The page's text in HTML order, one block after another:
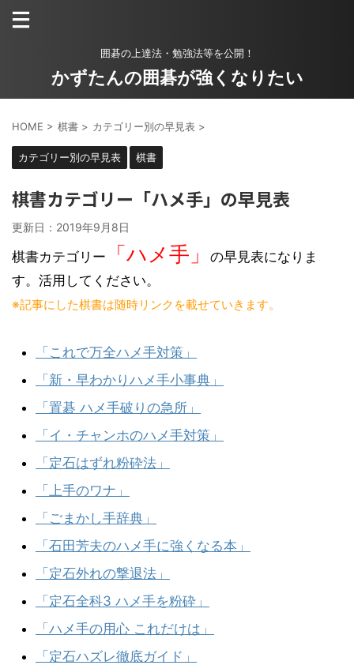
囲碁の上達法・勉強法等を公開！
かずたんの囲碁が強くなりたい
HOME > 棋書 > カテゴリー別の早見表 >
カテゴリー別の早見表 棋書
棋書カテゴリー「ハメ手」の早見表
更新日： 2019年9月8日
棋書カテゴリー 「ハメ手」
の早見表になりま
す。活用してください。
※記事にした棋書は随時リンクを載せていきます。
「これで万全ハメ手対策」
「新・早わかりハメ手小事典」
「置碁 ハメ手破りの急所」
「イ・チャンホのハメ手対策」
「定石はずれ粉砕法」
「上手のワナ」
「ごまかし手辞典」
「石田芳夫のハメ手に強くなる本」
「定石外れの撃退法」
「定石全科3 ハメ手を粉砕」
「ハメ手の用心 これだけは」
「定石ハズレ徹底ガイド」